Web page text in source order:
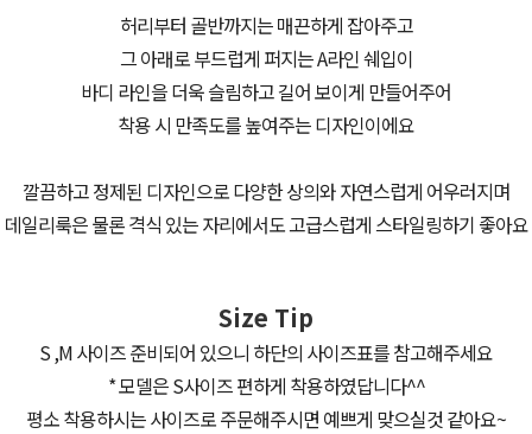
허리부터 골반까지는 매끈하게 잡아주고
그 아래로 부드럽게 퍼지는 A라인 쉐입이
바디 라인을 더욱 슬림하고 길어 보이게 만들어주어
착용 시 만족도를 높여주는 디자인이에요
깔끔하고 정제된 디자인으로 다양한 상의와 자연스럽게 어우러지며
데일리룩은 물론 격식 있는 자리에서도 고급스럽게 스타일링하기 좋아요
Size Tip
S ,M 사이즈 준비되어 있으니 하단의 사이즈표를 참고해주세요
* 모델은 S사이즈 편하게 착용하였답니다^^
평소 착용하시는 사이즈로 주문해주시면 예쁘게 맞으실것 같아요~